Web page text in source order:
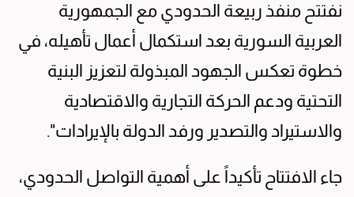
نفتتح منفذ ربيعة الحدودي مع الجمهورية
العربية السورية بعد استكمال أعمال تأهيله، في
خطوة تعكس الجهود المبذولة لتعزيز البنية
التحتية ودعم الحركة التجارية والاقتصادية
والاستيراد والتصدير ورفد الدولة بالإيرادات".
جاء الافتتاح تأكيداً على أهمية التواصل الحدودي،